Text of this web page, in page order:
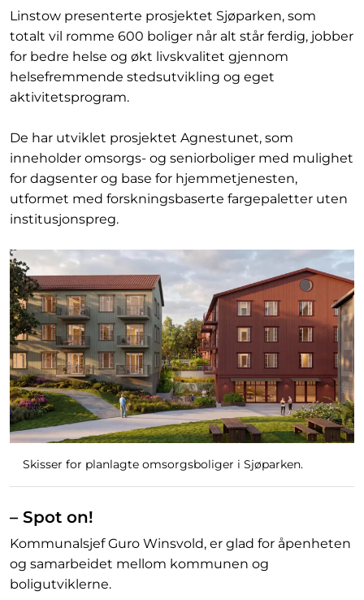
Linstow presenterte prosjektet Sjøparken, som
totalt vil romme 600 boliger når alt står ferdig, jobber
for bedre helse og økt livskvalitet gjennom
helsefremmende stedsutvikling og eget
aktivitetsprogram.
De har utviklet prosjektet Agnestunet, som
inneholder omsorgs- og seniorboliger med mulighet
for dagsenter og base for hjemmetjenesten,
utformet med forskningsbaserte fargepaletter uten
institusjonspreg.
Skisser for planlagte omsorgsboliger i Sjøparken.
– Spot on!
Kommunalsjef Guro Winsvold, er glad for åpenheten
og samarbeidet mellom kommunen og
boligutviklerne.